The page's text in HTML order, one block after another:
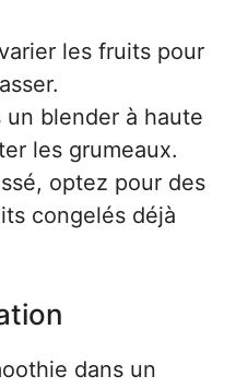
les fruits pour
blender à haute
les grumeaux.
optez pour des
congelés déjà
dans un